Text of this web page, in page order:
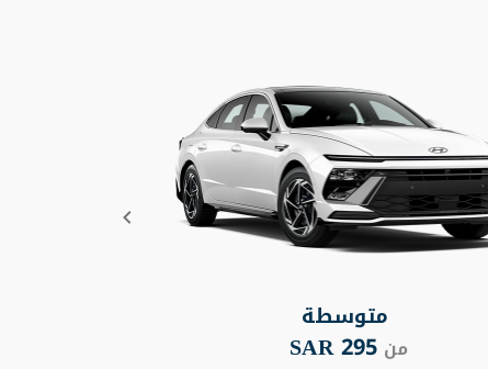
متوسطة
من 295 SAR